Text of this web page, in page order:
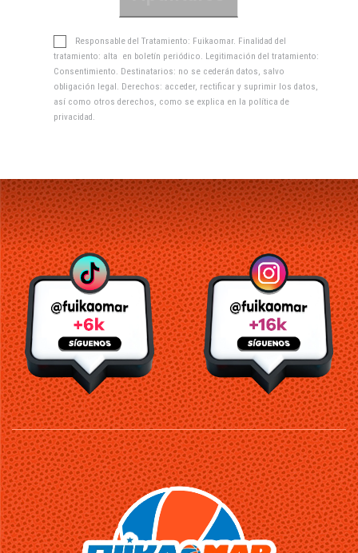
Responsable del Tratamiento: Fuikaomar. Finalidad del
tratamiento: alta en boletín periódico. Legitimación del tratamiento:
Consentimiento. Destinatarios: no se cederán datos, salvo
obligación legal. Derechos: acceder, rectificar y suprimir los datos,
así como otros derechos, como se explica en la política de
privacidad .